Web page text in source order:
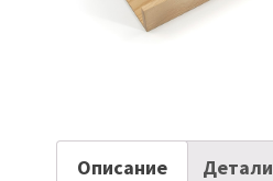
Описание Детали